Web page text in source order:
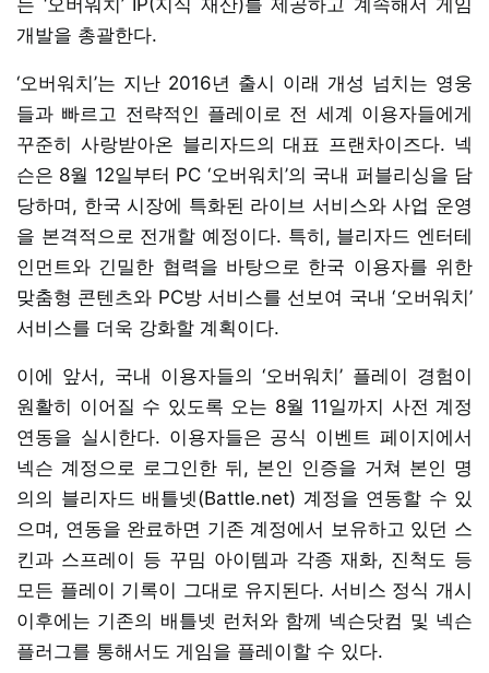
개발을 총괄한다.
‘오버워치’는 지난 2016년 출시 이래 개성 넘치는 영웅
들과 빠르고 전략적인 플레이로 전 세계 이용자들에게
꾸준히 사랑받아온 블리자드의 대표 프랜차이즈다. 넥
슨은 8월 12일부터 PC ‘오버워치’의 국내 퍼블리싱을 담
당하며, 한국 시장에 특화된 라이브 서비스와 사업 운영
을 본격적으로 전개할 예정이다. 특히, 블리자드 엔터테
인먼트와 긴밀한 협력을 바탕으로 한국 이용자를 위한
맞춤형 콘텐츠와 PC방 서비스를 선보여 국내 ‘오버워치’
서비스를 더욱 강화할 계획이다.
이에 앞서, 국내 이용자들의 ‘오버워치’ 플레이 경험이
원활히 이어질 수 있도록 오는 8월 11일까지 사전 계정
연동을 실시한다. 이용자들은 공식 이벤트 페이지에서
넥슨 계정으로 로그인한 뒤, 본인 인증을 거쳐 본인 명
의의 블리자드 배틀넷(Battle.net) 계정을 연동할 수 있
으며, 연동을 완료하면 기존 계정에서 보유하고 있던 스
킨과 스프레이 등 꾸밈 아이템과 각종 재화, 진척도 등
모든 플레이 기록이 그대로 유지된다. 서비스 정식 개시
이후에는 기존의 배틀넷 런처와 함께 넥슨닷컴 및 넥슨
플러그를 통해서도 게임을 플레이할 수 있다.